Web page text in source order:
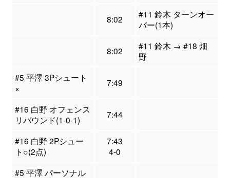
8:02
#11 鈴木 ターンオー
バー(1本)
8:02
#11 鈴木 → #18 畑
野
#5 平澤 3Pシュート
×
7:49
#16 白野 オフェンス
リバウンド(1-0-1)
7:44
#16 白野 2Pシュー
ト○(2点)
7:43
4-0
#5 平澤 パーソナル